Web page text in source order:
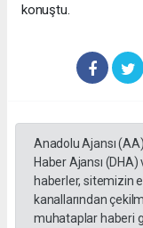
konuştu.
Anadolu Ajansı
Haber Ajansı
haberler, sitemizin
kanallarından
muhataplar haberi